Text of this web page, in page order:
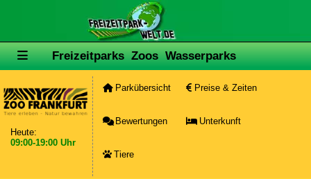
Freizeitparks Zoos Wasserparks
Heute:
09:00-19:00 Uhr
Parkübersicht Preise & Zeiten
Bewertungen Unterkunft
Tiere